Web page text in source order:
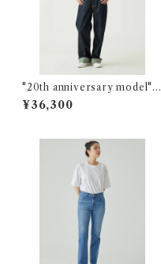
"20th anniversary model" 3
0`s jacket re.birth Lot:0050
3-00
¥36,300